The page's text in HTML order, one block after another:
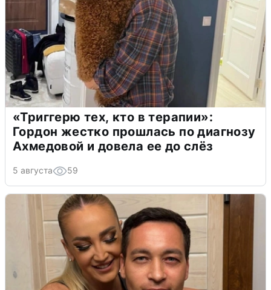
«Триггерю тех, кто в терапии»:
Гордон жестко прошлась по диагнозу
Ахмедовой и довела ее до слёз
5 августа 59